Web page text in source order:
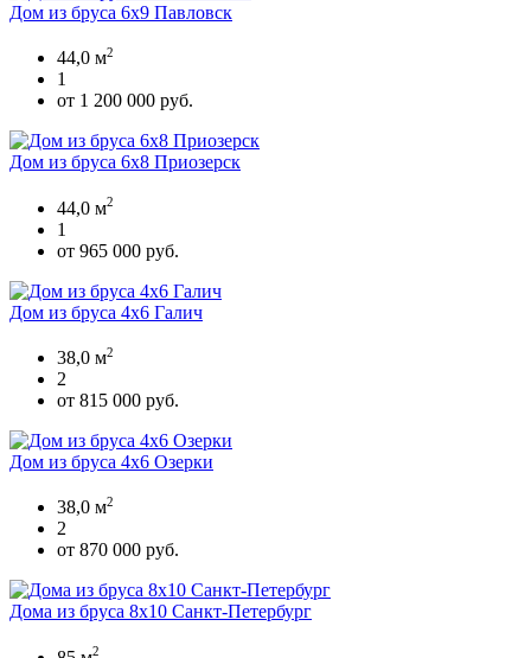
Дом из бруса 6х9 Павловск
44,0 м2
1
от 1 200 000 руб.
Дом из бруса 6х8 Приозерск
44,0 м2
1
от 965 000 руб.
Дом из бруса 4х6 Галич
38,0 м2
2
от 815 000 руб.
Дом из бруса 4х6 Озерки
38,0 м2
2
от 870 000 руб.
Дома из бруса 8х10 Санкт-Петербург
2